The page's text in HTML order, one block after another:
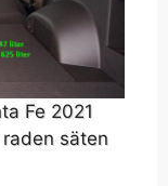
Fe 2021
säten